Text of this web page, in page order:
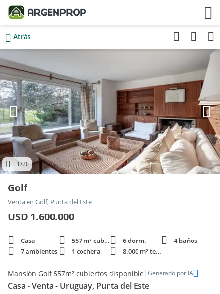
Atrás
1/20
Golf
Venta en Golf, Punta del Este
USD 1.600.000
Casa 557 m² cubie. 6 dorm.
4 baños
7 ambientes
1 cochera 8.000 m² terren.
Mansión Golf 557m² cubiertos disponible | Generado por IA
Casa - Venta - Uruguay, Punta del Este